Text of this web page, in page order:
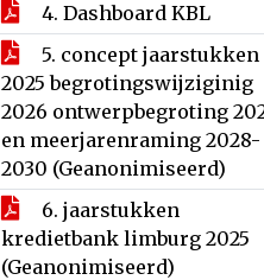
4. Dashboard KBL
5. concept jaarstukken
2025 begrotingswijziginig
2026 ontwerpbegroting
en meerjarenraming 2028-
2030 (Geanonimiseerd)
6. jaarstukken
kredietbank limburg 2025
(Geanonimiseerd)